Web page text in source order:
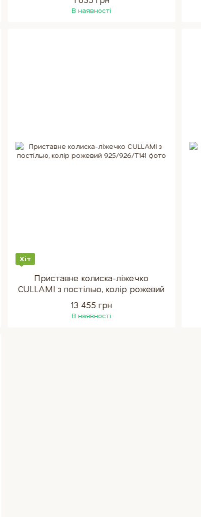
В наявності
Хіт
Приставне колиска-ліжечко
CULLAMI з постілью, колір рожевий
13 455 грн
В наявності